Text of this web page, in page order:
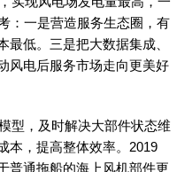
：一是营造服务生态圈，有
低。三是把大数据集成、
风电后服务市场走向更美好
型，及时解决大部件状态维
本，提高整体效率。2019
普通拖船的海上风机部件更